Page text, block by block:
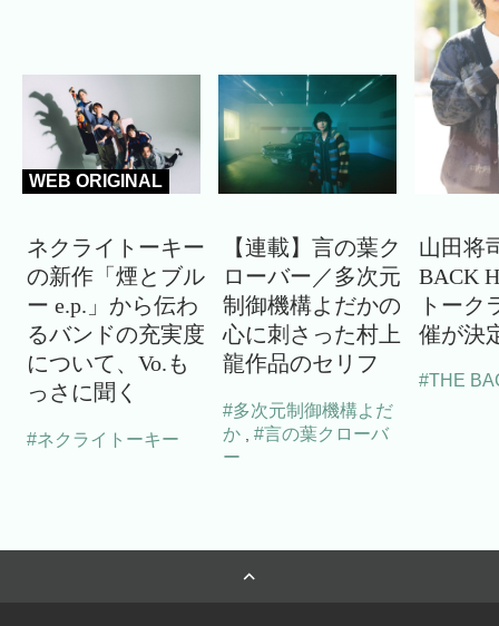
WEB ORIGINAL
ネクライトーキー
の新作「煙とブル
ー e.p.」から伝わ
るバンドの充実度
について、Vo.も
っさに聞く
#ネクライトーキー
【連載】言の葉ク
ローバー／多次元
制御機構よだかの
心に刺さった村上
龍作品のセリフ
#多次元制御機構よだ
か
#言の葉クローバ
ー
山田将
BACK
トーク
催が決
#THE